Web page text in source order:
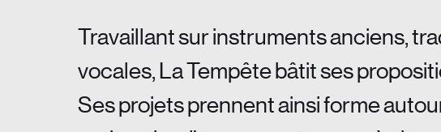
Travaillant sur instruments anciens,
vocales, La Tempête bâtit ses
Ses projets prennent ainsi forme